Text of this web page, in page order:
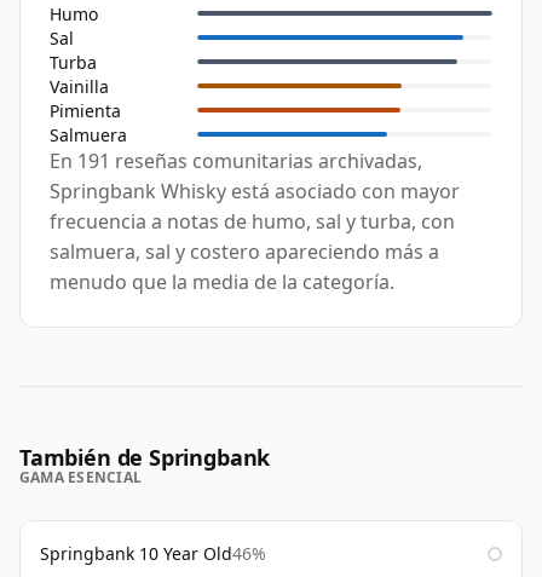
Humo
Sal
Turba
Vainilla
Pimienta
Salmuera
En 191 reseñas comunitarias archivadas,
Springbank Whisky está asociado con mayor
frecuencia a notas de humo, sal y turba, con
salmuera, sal y costero apareciendo más a
menudo que la media de la categoría.
También de Springbank
GAMA ESENCIAL
Springbank 10 Year Old46%